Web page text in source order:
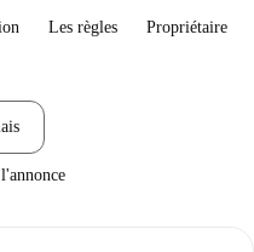
Les règles Propriétaire